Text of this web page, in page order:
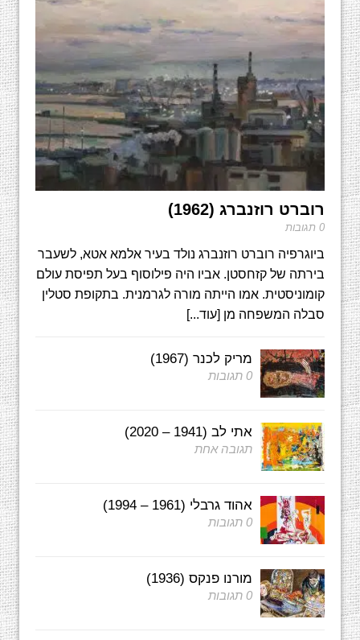
רוברט רוזנברג (1962)
0 תגובות
ביוגרפיה רוברט רוזנברג נולד בעיר אלמא אטא, לשעבר
בירתה של קזחסטן. אביו היה פילוסוף בעל תפיסת עולם
קומוניסטית. אמו הייתה מורה לגרמנית. בתקופת סטלין
סבלה המשפחה מן [עוד...]
מריק לכנר (1967)
0 תגובות
אתי לב (1941 – 2020)
תגובה אחת
אהוד גרבלי (1961 – 1994)
0 תגובות
מורנו פנקס (1936)
0 תגובות